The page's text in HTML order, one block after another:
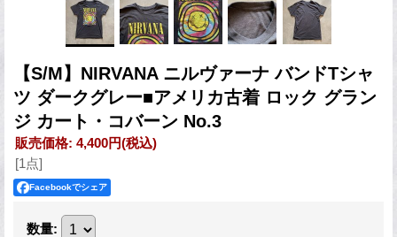
【S/M】NIRVANA ニルヴァーナ バンドTシャ
ツ ダークグレー■アメリカ古着 ロック グラン
ジ カート・コバーン No.3
販売価格: 4,400円(税込)
[1点]
Facebookでシェア
数量: